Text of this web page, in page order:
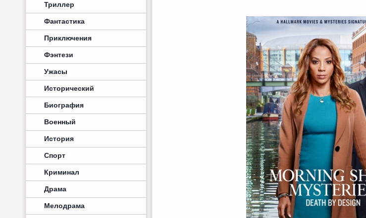
Триллер
Фантастика
Приключения
Фэнтези
Ужасы
Исторический
Биография
Военный
История
Спорт
Криминал
Драма
Мелодрама